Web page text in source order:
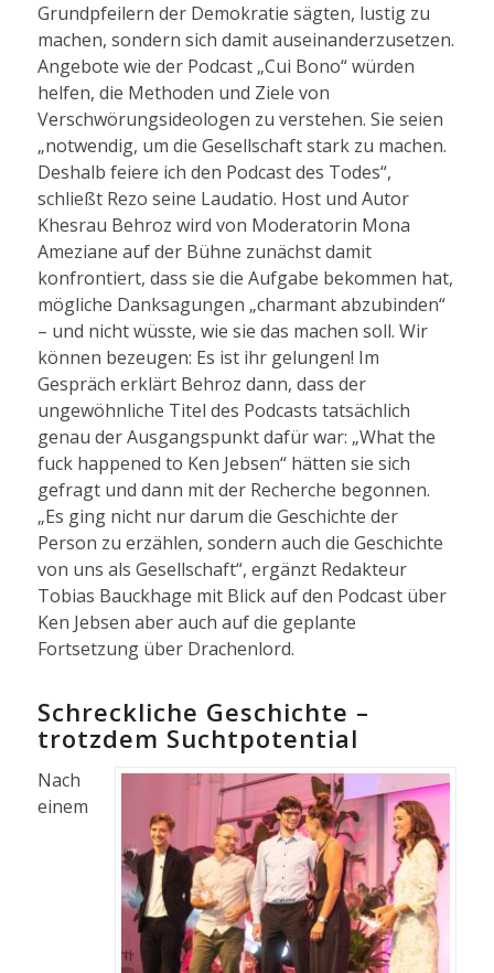
Grundpfeilern der Demokratie sägten, lustig zu
machen, sondern sich damit auseinanderzusetzen.
Angebote wie der Podcast „Cui Bono“ würden
helfen, die Methoden und Ziele von
Verschwörungsideologen zu verstehen. Sie seien
„notwendig, um die Gesellschaft stark zu machen.
Deshalb feiere ich den Podcast des Todes“,
schließt Rezo seine Laudatio. Host und Autor
Khesrau Behroz wird von Moderatorin Mona
Ameziane auf der Bühne zunächst damit
konfrontiert, dass sie die Aufgabe bekommen hat,
mögliche Danksagungen „charmant abzubinden“
– und nicht wüsste, wie sie das machen soll. Wir
können bezeugen: Es ist ihr gelungen! Im
Gespräch erklärt Behroz dann, dass der
ungewöhnliche Titel des Podcasts tatsächlich
genau der Ausgangspunkt dafür war: „What the
fuck happened to Ken Jebsen“ hätten sie sich
gefragt und dann mit der Recherche begonnen.
„Es ging nicht nur darum die Geschichte der
Person zu erzählen, sondern auch die Geschichte
von uns als Gesellschaft“, ergänzt Redakteur
Tobias Bauckhage mit Blick auf den Podcast über
Ken Jebsen aber auch auf die geplante
Fortsetzung über Drachenlord.
Schreckliche Geschichte –
trotzdem Suchtpotential
Nach
einem